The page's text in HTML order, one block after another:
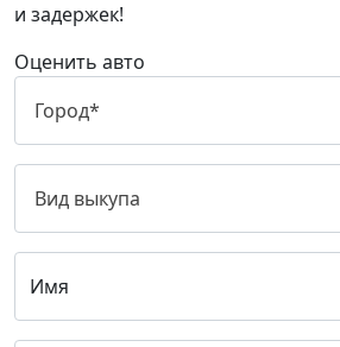
и задержек!
Оценить авто
Имя